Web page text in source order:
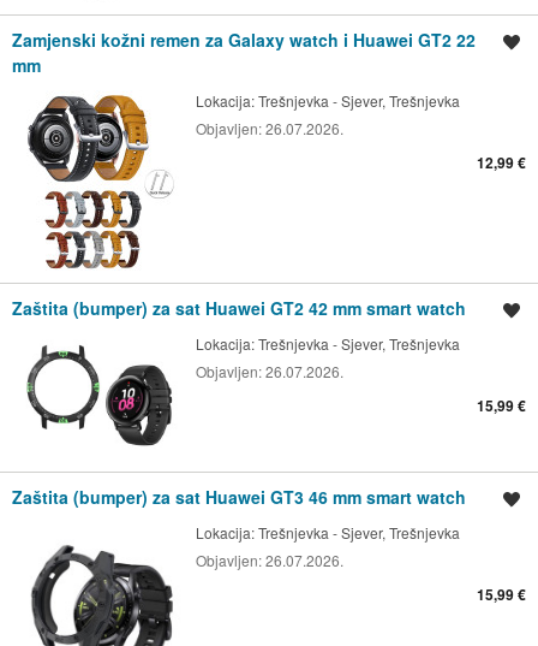
Zamjenski kožni remen za Galaxy watch i Huawei GT2 22
mm
Lokacija:Trešnjevka - Sjever, Trešnjevka
Objavljen:26.07.2026.
12,99 €
Zaštita (bumper) za sat Huawei GT2 42 mm smart watch
Lokacija:Trešnjevka - Sjever, Trešnjevka
Objavljen:26.07.2026.
15,99 €
Zaštita (bumper) za sat Huawei GT3 46 mm smart watch
Lokacija:Trešnjevka - Sjever, Trešnjevka
Objavljen:26.07.2026.
15,99 €